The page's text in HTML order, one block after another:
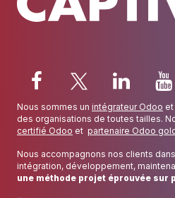
Nous sommes un intégrateur Odoo
des organisations de toutes tailles.
certifié Odoo et partenaire Odoo
Nous accompagnons nos clients
intégration, développement,
une méthode projet éprouvée sur